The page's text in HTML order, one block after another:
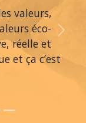
valeurs,
éco-
réelle et
et ça c’est
Next